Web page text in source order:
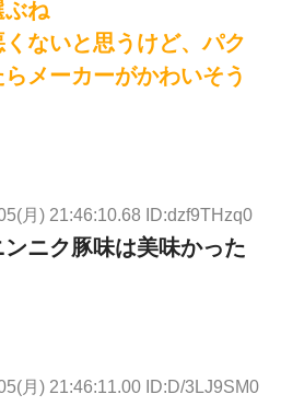
ぶね
ないと思うけど、パク
メーカーがかわいそう
月) 21:46:10.68 ID:dzf9THzq0
ニク豚味は美味かった
月) 21:46:11.00 ID:D/3LJ9SM0